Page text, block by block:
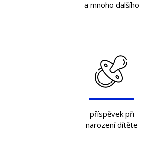
a mnoho dalšího
příspěvek při
narození dítěte